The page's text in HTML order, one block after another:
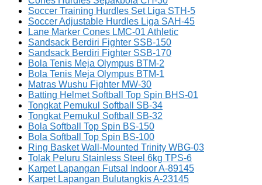
Soccer Training Hurdles Set Liga STH-5
Soccer Adjustable Hurdles Liga SAH-45
Lane Marker Cones LMC-01 Athletic
Sandsack Berdiri Fighter SSB-150
Sandsack Berdiri Fighter SSB-170
Bola Tenis Meja Olympus BTM-2
Bola Tenis Meja Olympus BTM-1
Matras Wushu Fighter MW-30
Batting Helmet Softball Top Spin BHS-01
Tongkat Pemukul Softball SB-34
Tongkat Pemukul Softball SB-32
Bola Softball Top Spin BS-150
Bola Softball Top Spin BS-100
Ring Basket Wall-Mounted Trinity WBG-03
Tolak Peluru Stainless Steel 6kg TPS-6
Karpet Lapangan Futsal Indoor A-89145
Karpet Lapangan Bulutangkis A-23145